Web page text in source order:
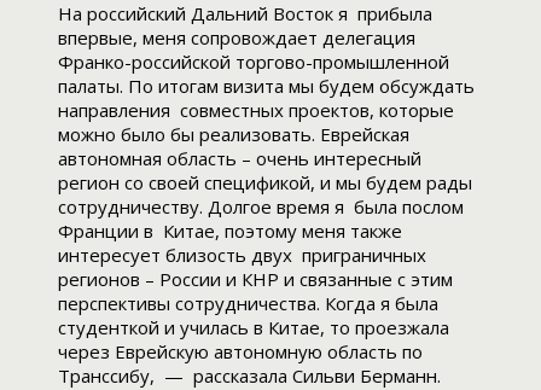
На российский Дальний Восток я прибыла
впервые, меня сопровождает делегация
Франко-российской торгово-промышленной
палаты. По итогам визита мы будем обсуждать
направления совместных проектов, которые
можно было бы реализовать. Еврейская
автономная область – очень интересный
регион со своей спецификой, и мы будем рады
сотрудничеству. Долгое время я была послом
Франции в Китае, поэтому меня также
интересует близость двух приграничных
регионов – России и КНР и связанные с этим
перспективы сотрудничества. Когда я была
студенткой и училась в Китае, то проезжала
через Еврейскую автономную область по
Транссибу, — рассказала Сильви Берманн.